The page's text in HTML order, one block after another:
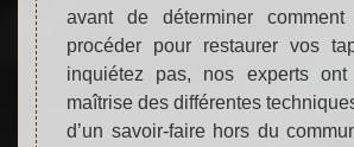
avant de déterminer
procéder pour restaurer vos
inquiétez pas, nos experts
maîtrise des différentes
d’un savoir-faire hors du